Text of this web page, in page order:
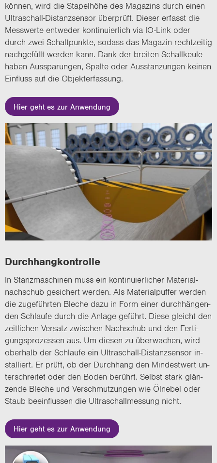
kön­nen, wird die Sta­pel­hö­he des Ma­ga­zins durch einen
Ultraschall-​Distanzsensor über­prüft. Die­ser er­fasst die
Mess­wer­te ent­we­der kon­ti­nu­ier­lich via IO-​Link oder
durch zwei Schalt­punk­te, so­dass das Ma­ga­zin recht­zei­tig
nach­ge­füllt wer­den kann. Dank der brei­ten Schall­keu­le
haben Aus­spa­run­gen, Spal­te oder Aus­stan­zun­gen kei­nen
Ein­fluss auf die Ob­jekter­fas­sung.
Hier geht es zur Anwendung
Durch­hang­kon­trol­le
In Stanz­ma­schi­nen muss ein kon­ti­nu­ier­li­cher Ma­te­ri­al­
nach­schub ge­si­chert wer­den. Als Ma­te­ri­al­puf­fer wer­den
die zu­ge­führ­ten Ble­che dazu in Form einer durch­hän­gen­
den Schlau­fe durch die An­la­ge ge­führt. Diese gleicht den
zeit­li­chen Ver­satz zwi­schen Nach­schub und den Fer­ti­
gungs­pro­zes­sen aus. Um die­sen zu über­wa­chen, wird
ober­halb der Schlau­fe ein Ultraschall-​Distanzsensor in­
stal­liert. Er prüft, ob der Durch­hang den Min­dest­wert un­
ter­schrei­tet oder den Boden be­rührt. Selbst stark glän­
zen­de Ble­che und Ver­schmut­zun­gen wie Öl­ne­bel oder
Staub be­ein­flus­sen die Ul­tra­schall­mes­sung nicht.
Hier geht es zur Anwendung